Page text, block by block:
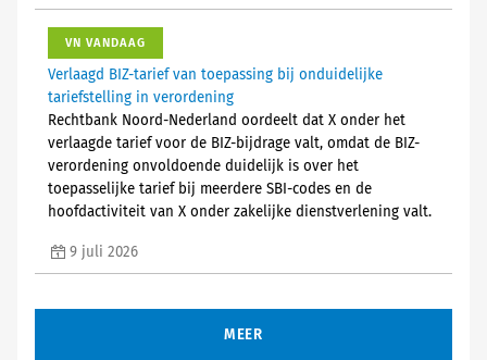
VN VANDAAG
Verlaagd BIZ-tarief van toepassing bij onduidelijke
tariefstelling in verordening
Rechtbank Noord-Nederland oordeelt dat X onder het
verlaagde tarief voor de BIZ-bijdrage valt, omdat de BIZ-
verordening onvoldoende duidelijk is over het
toepasselijke tarief bij meerdere SBI-codes en de
hoofdactiviteit van X onder zakelijke dienstverlening valt.
9 juli 2026
MEER